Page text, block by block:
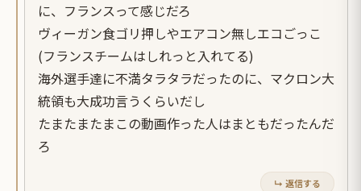
に、フランスって感じだろ
ヴィーガン食ゴリ押しやエアコン無しエコごっこ
(フランスチームはしれっと入れてる)
海外選手達に不満タラタラだったのに、マクロン大
統領も大成功言うくらいだし
たまたまたまこの動画作った人はまともだったんだ
ろ
↳ 返信する